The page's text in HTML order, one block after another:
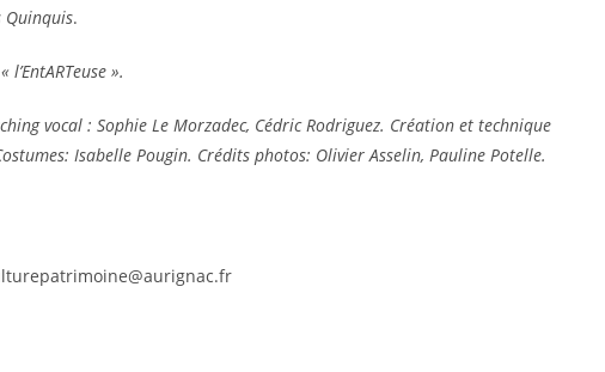
.
».
vocal : Sophie Le Morzadec​, Cédric Rodriguez​. Création et technique
Isabelle Pougin.​​ Crédits photos: Olivier Asselin, Pauline Potelle.